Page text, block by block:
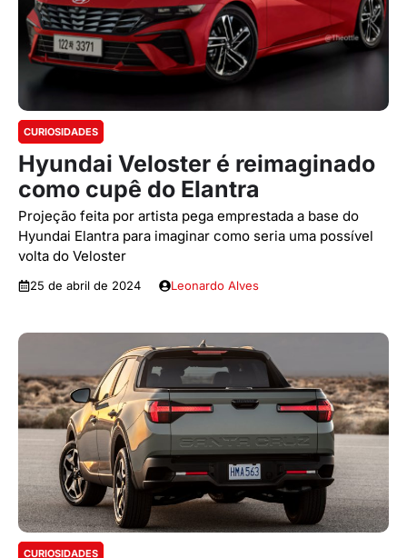
CURIOSIDADES
Hyundai Veloster é reimaginado
como cupê do Elantra
Projeção feita por artista pega emprestada a base do
Hyundai Elantra para imaginar como seria uma possível
volta do Veloster
25 de abril de 2024 Leonardo Alves
CURIOSIDADES